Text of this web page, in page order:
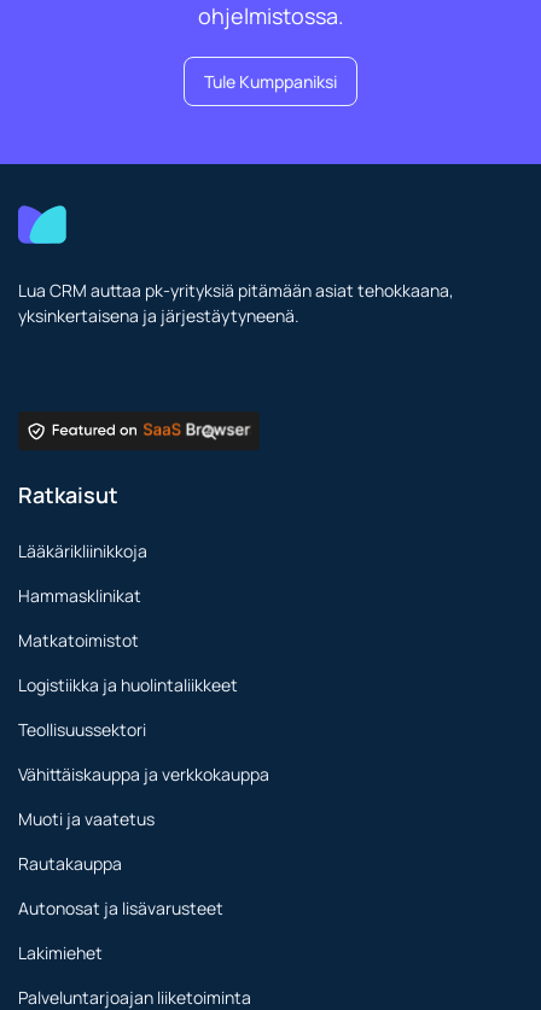
ohjelmistossa.
Tule Kumppaniksi
Lua CRM auttaa pk-yrityksiä pitämään asiat tehokkaana,
yksinkertaisena ja järjestäytyneenä.
Ratkaisut
Lääkärikliinikkoja
Hammasklinikat
Matkatoimistot
Logistiikka ja huolintaliikkeet
Teollisuussektori
Vähittäiskauppa ja verkkokauppa
Muoti ja vaatetus
Rautakauppa
Autonosat ja lisävarusteet
Lakimiehet
Palveluntarjoajan liiketoiminta